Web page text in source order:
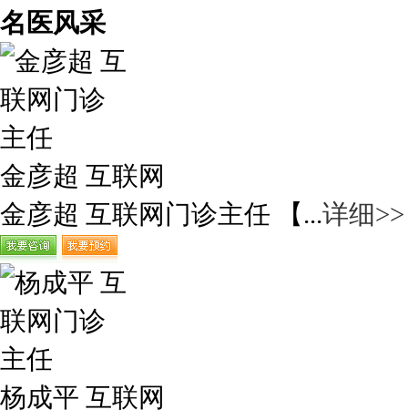
名医风采
金彦超 互联网
金彦超 互联网门诊主任 【...详细>>
杨成平 互联网